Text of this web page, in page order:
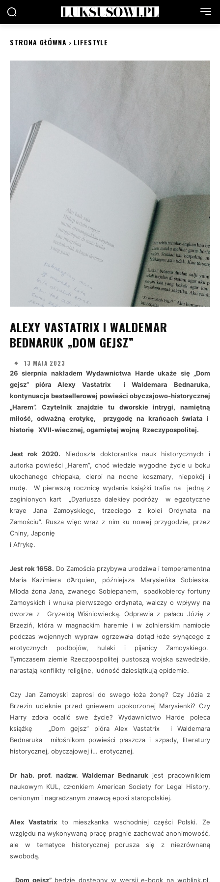
STRONA GŁÓWNA LIFESTYLE
ALEXY VASTATRIX I WALDEMAR
BEDNARUK „DOM GEJSZ”
13 MAJA 2023
26 sierpnia nakładem Wydawnictwa Harde ukaże się „Dom
gejsz” pióra Alexy Vastatrix
i Waldemara Bednaruka,
kontynuacja bestsellerowej powieści obyczajowo-historycznej
„Harem”. Czytelnik znajdzie tu dworskie intrygi, namiętną
miłość, odważną erotykę, przygodę na krańcach świata i
historię XVII-wiecznej, ogarniętej wojną Rzeczypospolitej.
Jest rok 2020. Niedoszła doktorantka nauk historycznych i
autorka powieści „Harem”, choć wiedzie wygodne życie u boku
ukochanego chłopaka, cierpi na nocne koszmary, niepokój i
nudę. W pierwszą rocznicę wydania książki trafia na jedną z
zaginionych kart „Dyariusza dalekiey podróży w egzotyczne
kraye Jana Zamoyskiego, trzeciego z kolei Ordynata na
Zamościu”. Rusza więc wraz z nim ku nowej przygodzie, przez
Chiny, Japonię
i Afrykę.
Jest rok 1658. Do Zamościa przybywa urodziwa i temperamentna
Maria Kazimiera d’Arquien, późniejsza Marysieńka Sobieska.
Młoda żona Jana, zwanego Sobiepanem, spadkobiercy fortuny
Zamoyskich i wnuka pierwszego ordynata, walczy o wpływy na
dworze z Gryzeldą Wiśniowiecką. Odprawia z pałacu Józię z
Brzeziń, która w magnackim haremie i w żołnierskim namiocie
podczas wojennych wypraw ogrzewała dotąd łoże słynącego z
erotycznych podbojów, hulaki i pijanicy Zamoyskiego.
Tymczasem ziemie Rzeczpospolitej pustoszą wojska szwedzkie,
narastają konflikty religijne, ludność dziesiątkują epidemie.
Czy Jan Zamoyski zaprosi do swego łoża żonę? Czy Józia z
Brzezin ucieknie przed gniewem upokorzonej Marysienki? Czy
Harry zdoła ocalić swe życie? Wydawnictwo Harde poleca
książkę „Dom gejsz” pióra Alex Vastatrix i Waldemara
Bednaruka miłośnikom powieści płaszcza i szpady, literatury
historycznej, obyczajowej i… erotycznej.
Dr hab. prof. nadzw. Waldemar Bednaruk jest pracownikiem
naukowym KUL, członkiem American Society for Legal History,
cenionym i nagradzanym znawcą epoki staropolskiej.
Alex Vastatrix to mieszkanka wschodniej części Polski. Ze
względu na wykonywaną pracę pragnie zachować anonimowość,
ale w tematyce historycznej porusza się z niezrównaną
swobodą.
„Dom gejsz”będzie dostępny w wersji e-book na woblink.pl,